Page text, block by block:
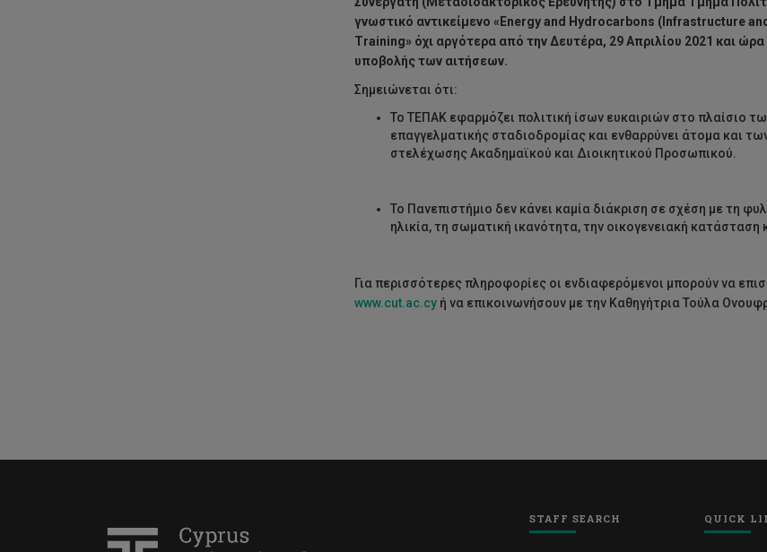
γνωστικό αντικείμενο «Energy and Hydrocarbons (Infrastructure
Training» όχι αργότερα από την Δευτέρα, 29 Απριλίου 2021 και
υποβολής των αιτήσεων.
Σημειώνεται ότι:
Το ΤΕΠΑΚ εφαρμόζει πολιτική ίσων ευκαιριών στο πλαίσιο
επαγγελματικής σταδιοδρομίας και ενθαρρύνει άτομα και
στελέχωσης Ακαδημαϊκού και Διοικητικού Προσωπικού.
Το Πανεπιστήμιο δεν κάνει καμία διάκριση σε σχέση με τη
ηλικία, τη σωματική ικανότητα, την οικογενειακή
Για περισσότερες πληροφορίες οι ενδιαφερόμενοι μπορούν να
www.cut.ac.cyή να επικοινωνήσουν με την Καθηγήτρια Τούλα
STAFF SEARCH QUICK